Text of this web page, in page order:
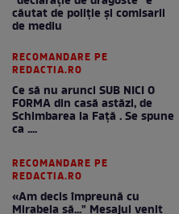
căutat de poliție și comisarii
de mediu
RECOMANDARE PE
REDACTIA.RO
Ce să nu arunci SUB NICI O
FORMA din casă astăzi, de
Schimbarea la Față . Se spune
ca ....
RECOMANDARE PE
REDACTIA.RO
«Am decis împreună cu